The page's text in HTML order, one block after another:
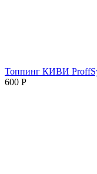
Топпинг КИВИ
600 Р